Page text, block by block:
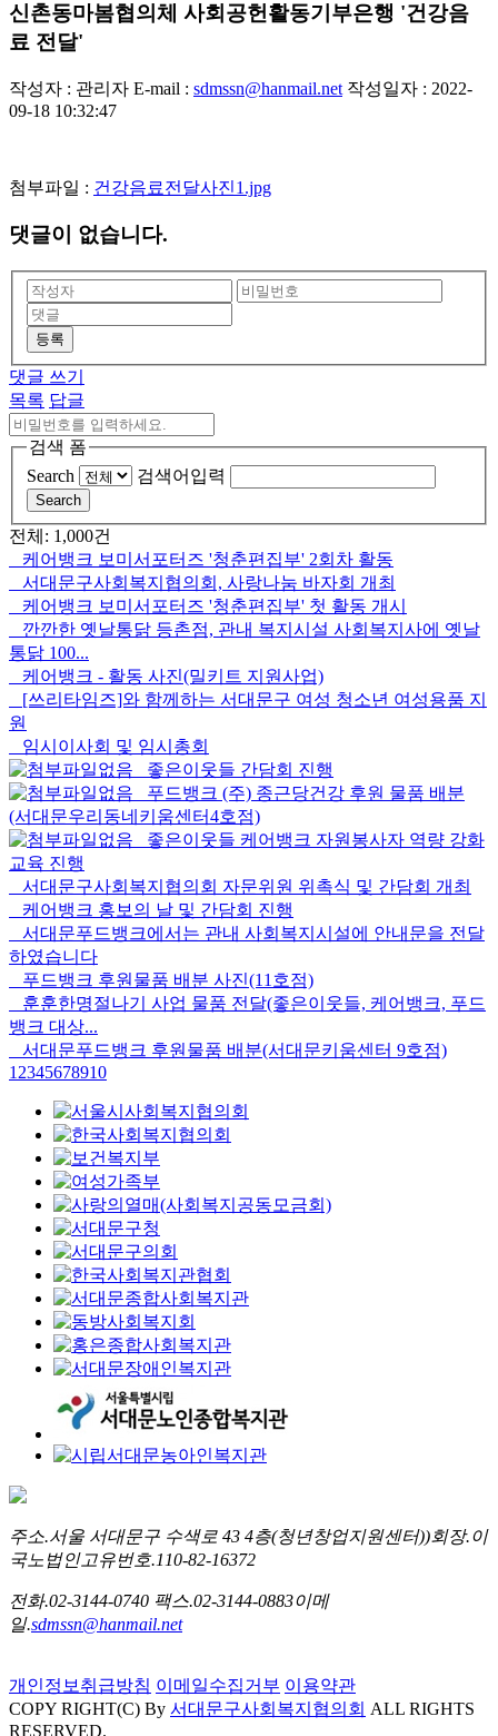
신촌동마봄협의체 사회공헌활동기부은행 '건강음
료 전달'
작성자 : 관리자 E-mail : sdmssn@hanmail.net 작성일자 : 2022-
09-18 10:32:47
첨부파일 : 건강음료전달사진1.jpg
댓글이 없습니다.
등록
댓글 쓰기
목록 답글
검색 폼
Search
검색어입력
Search
전체: 1,000건
케어뱅크 보미서포터즈 '청춘편집부' 2회차 활동
서대문구사회복지협의회, 사랑나눔 바자회 개최
케어뱅크 보미서포터즈 '청춘편집부' 첫 활동 개시
깐깐한 옛날통닭 등촌점, 관내 복지시설 사회복지사에 옛날
통닭 100...
케어뱅크 - 활동 사진(밀키트 지원사업)
[쓰리타임즈]와 함께하는 서대문구 여성 청소년 여성용품 지
원
임시이사회 및 임시총회
좋은이웃들 간담회 진행
푸드뱅크 (주) 종근당건강 후원 물품 배분
(서대문우리동네키움센터4호점)
좋은이웃들 케어뱅크 자원봉사자 역량 강화
교육 진행
서대문구사회복지협의회 자문위원 위촉식 및 간담회 개최
케어뱅크 홍보의 날 및 간담회 진행
서대문푸드뱅크에서는 관내 사회복지시설에 안내문을 전달
하였습니다
푸드뱅크 후원물품 배분 사진(11호점)
훈훈한명절나기 사업 물품 전달(좋은이웃들, 케어뱅크, 푸드
뱅크 대상...
서대문푸드뱅크 후원물품 배분(서대문키움센터 9호점)
1 2345678910
주소.서울 서대문구 수색로 43 4층(청년창업지원센터))회장.이
국노 법인고유번호.110-82-16372
전화.02-3144-0740 팩스.02-3144-0883이메
일.sdmssn@hanmail.net
개인정보취급방침 이메일수집거부 이용약관
COPY RIGHT(C) By 서대문구사회복지협의회 ALL RIGHTS
RESERVED.